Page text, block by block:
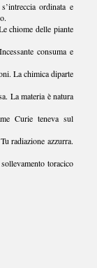
ordinata e
chiome delle piante
consuma e
La chimica diparte
La materia è natura
Curie teneva sul
radiazione azzurra.
toracico